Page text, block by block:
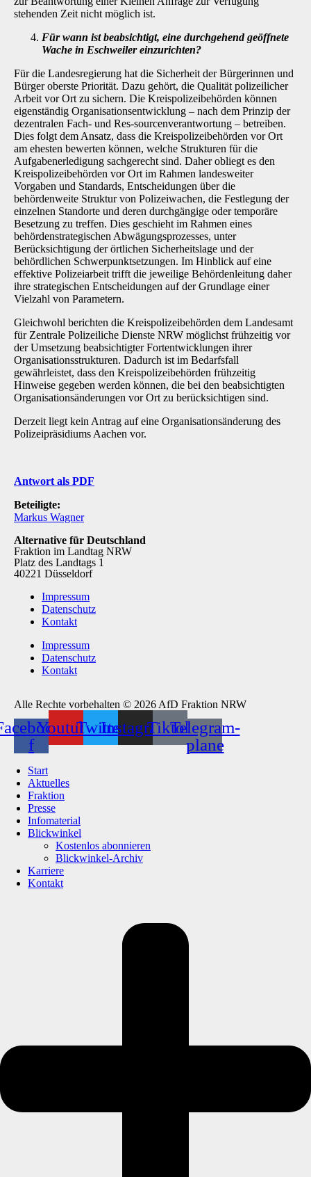
stehenden Zeit nicht möglich ist.
Für wann ist beabsichtigt, eine durchgehend geöffnete
Wache in Eschweiler ein­zurichten?
Für die Landesregierung hat die Sicherheit der Bürgerinnen und
Bürger oberste Priorität. Dazu gehört, die Qualität polizeilicher
Arbeit vor Ort zu sichern. Die Kreispolizeibehörden können
eigenständig Organisationsentwicklung – nach dem Prinzip der
dezentralen Fach- und Res-sourcenverantwortung – betreiben.
Dies folgt dem Ansatz, dass die Kreispolizeibehörden vor Ort
am ehesten bewerten können, welche Strukturen für die
Aufgabenerledigung sachgerecht sind. Daher obliegt es den
Kreispolizeibehörden vor Ort im Rahmen landesweiter
Vorgaben und Standards, Entscheidungen über die
behördenweite Struktur von Polizeiwachen, die Fest­legung der
einzelnen Standorte und deren durchgängige oder temporäre
Besetzung zu treffen. Dies geschieht im Rahmen eines
behördenstrategischen Abwägungsprozesses, unter
Berücksichtigung der örtlichen Sicherheitslage und der
behördlichen Schwerpunktsetzungen. Im Hinblick auf eine
effektive Polizeiarbeit trifft die jeweilige Behördenleitung daher
ihre stra­tegischen Entscheidungen auf der Grundlage einer
Vielzahl von Parametern.
Gleichwohl berichten die Kreispolizeibehörden dem Landesamt
für Zentrale Polizeiliche Dienste NRW möglichst frühzeitig vor
der Umsetzung beabsichtigter Fortentwicklungen ihrer
Organisationsstrukturen. Dadurch ist im Bedarfsfall
gewährleistet, dass den Kreispolizeibehör­den frühzeitig
Hinweise gegeben werden können, die bei den beabsichtigten
Organisations­änderungen vor Ort zu berücksichtigen sind.
Derzeit liegt kein Antrag auf eine Organisationsänderung des
Polizeipräsidiums Aachen vor.
Antwort als PDF
Beteiligte:
Markus Wagner
Alternative für Deutschland
Fraktion im Landtag NRW
Platz des Landtags 1
40221 Düsseldorf
Impressum
Datenschutz
Kontakt
Impressum
Datenschutz
Kontakt
Alle Rechte vorbehalten © 2026 AfD Fraktion NRW
f
YoutubeTwitterInstagramTiktokTelegram-
plane
Start
Aktuelles
Fraktion
Presse
Infomaterial
Blickwinkel
Kostenlos abonnieren
Blickwinkel-Archiv
Karriere
Kontakt